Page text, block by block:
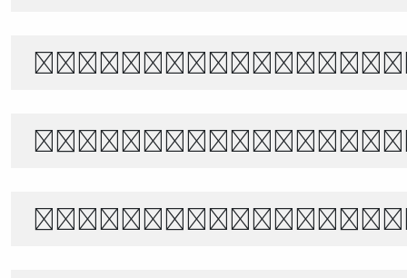
あきのよの つきにさびしき をがは
별빛 아래, 바람이 불어오는
世界宇宙浩瀚無垠，科技創新永無止